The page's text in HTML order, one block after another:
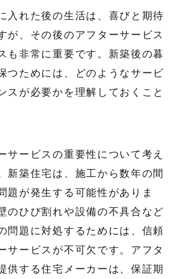
入れた後の生活は、喜びと期待
が、その後のアフターサービス
も非常に重要です。新築後の暮
つためには、どのようなサービ
スが必要かを理解しておくこと
サービスの重要性について考え
新築住宅は、施工から数年の間
題が発生する可能性がありま
のひび割れや設備の不具合など
問題に対処するためには、信頼
サービスが不可欠です。アフタ
供する住宅メーカーは、保証期